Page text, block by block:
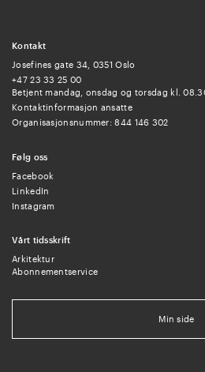
Kontakt
Josefines gate 34, 0351 Oslo
+47 23 33 25 00
Betjent mandag, onsdag og torsdag kl.
Kontaktinformasjon ansatte
Organisasjonsnummer: 844 146 302
Følg oss
Facebook
LinkedIn
Instagram
Vårt tidsskrift
Arkitektur
Abonnementservice
Min side